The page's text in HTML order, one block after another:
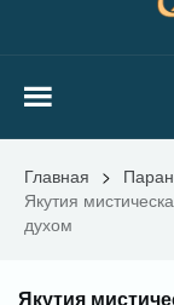
Главная >
Якутия
духом
Якутия